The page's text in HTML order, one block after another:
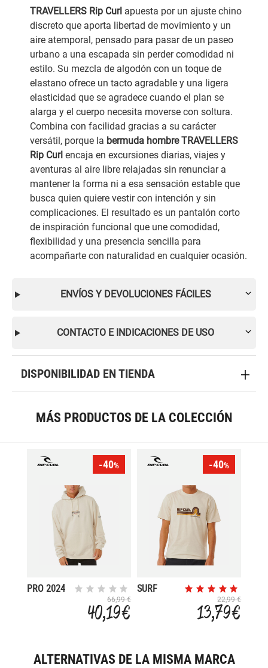
TRAVELLERS Rip Curl apuesta por un ajuste chino
discreto que aporta libertad de movimiento y un
aire atemporal, pensado para pasar de un paseo
urbano a una escapada sin perder comodidad ni
estilo. Su mezcla de algodón con un toque de
elastano ofrece un tacto agradable y una ligera
elasticidad que se agradece cuando el plan se
alarga y el cuerpo necesita moverse con soltura.
Combina con facilidad gracias a su carácter
versátil, porque la bermuda hombre TRAVELLERS
Rip Curl encaja en excursiones diarias, viajes y
aventuras al aire libre relajadas sin renunciar a
mantener la forma ni a esa sensación estable que
busca quien quiere vestir con intención y sin
complicaciones. El resultado es un pantalón corto
de inspiración funcional que une comodidad,
flexibilidad y una presencia sencilla para
acompañarte con naturalidad en cualquier ocasión.
ENVÍOS Y DEVOLUCIONES FÁCILES
CONTACTO E INDICACIONES DE USO
DISPONIBILIDAD EN TIENDA
MÁS PRODUCTOS DE LA COLECCIÓN
-40%
PRO 2024
66,99 €
40,19 €
-40%
SURF
22,99 €
13,79 €
ALTERNATIVAS DE LA MISMA MARCA